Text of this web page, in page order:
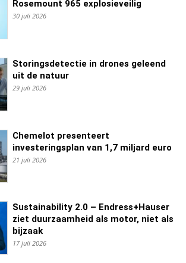
Rosemount 965 explosieveilig
30 juli 2026
Storingsdetectie in drones geleend
uit de natuur
29 juli 2026
Chemelot presenteert
investeringsplan van 1,7 miljard euro
21 juli 2026
Sustainability 2.0 – Endress+Hauser
ziet duurzaamheid als motor, niet als
bijzaak
17 juli 2026